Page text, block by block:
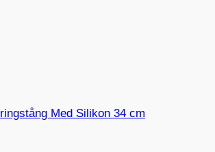
Med Silikon 34 cm